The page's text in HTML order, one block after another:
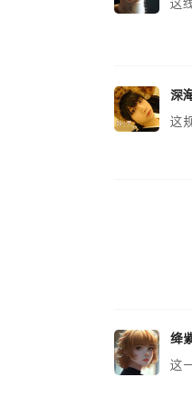
深
这
绛
这